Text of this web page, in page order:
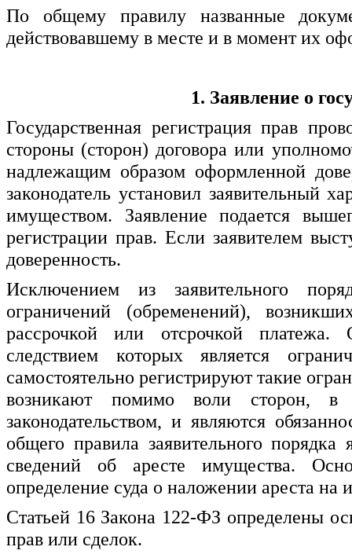
По общему правилу названные
действовавшему в месте и в момент их
1. Заявление о
Государственная регистрация прав
стороны (сторон) договора или
надлежащим образом оформленной
законодатель установил заявительный
имуществом. Заявление подается
регистрации прав. Если заявителем
доверенность.
Исключением из заявительного
ограничений (обременений),
рассрочкой или отсрочкой
следствием которых является
самостоятельно регистрируют такие
возникают помимо воли сторон, в
законодательством, и являются
общего правила заявительного порядка
сведений об аресте имущества.
определение суда о наложении ареста на
Статьей 16 Закона 122-ФЗ определены
прав или сделок.